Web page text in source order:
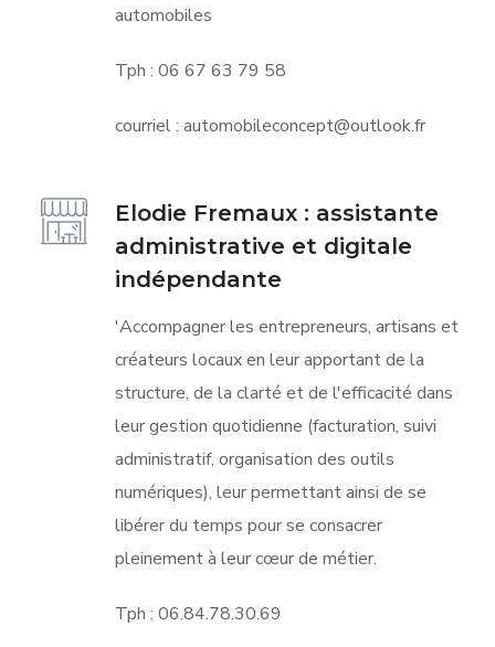
automobiles
Tph : 06 67 63 79 58
courriel : automobileconcept@outlook.fr
Elodie Fremaux : assistante
administrative et digitale
indépendante
'Accompagner les entrepreneurs, artisans et
créateurs locaux en leur apportant de la
structure, de la clarté et de l'efficacité dans
leur gestion quotidienne (facturation, suivi
administratif, organisation des outils
numériques), leur permettant ainsi de se
libérer du temps pour se consacrer
pleinement à leur cœur de métier.
Tph :06.84.78.30.69